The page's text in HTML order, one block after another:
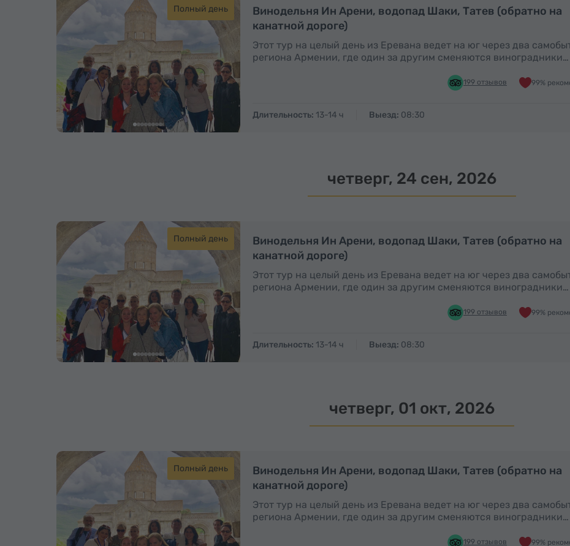
Полный день Полный день
Винодельня Ин Арени, водопад Шаки, Татев (обратно на
канатной дороге)
Этот тур на целый день из Еревана ведет на юг через два
региона Армении, где один за другим сменяются виноградники…
199 отзывов 99%
Длительность: 13-14 ч Выезд: 08:30
четверг, 24 сен, 2026
Полный день Полный день
Винодельня Ин Арени, водопад Шаки, Татев (обратно на
канатной дороге)
Этот тур на целый день из Еревана ведет на юг через два
региона Армении, где один за другим сменяются виноградники…
199 отзывов 99%
Длительность: 13-14 ч Выезд: 08:30
четверг, 01 окт, 2026
Полный день Полный день
Винодельня Ин Арени, водопад Шаки, Татев (обратно на
канатной дороге)
Этот тур на целый день из Еревана ведет на юг через два
региона Армении, где один за другим сменяются виноградники…
199 отзывов 99%